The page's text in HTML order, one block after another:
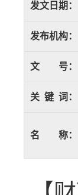
发文日期：
发布机构：
文 号：
关 键 词：
名 称：